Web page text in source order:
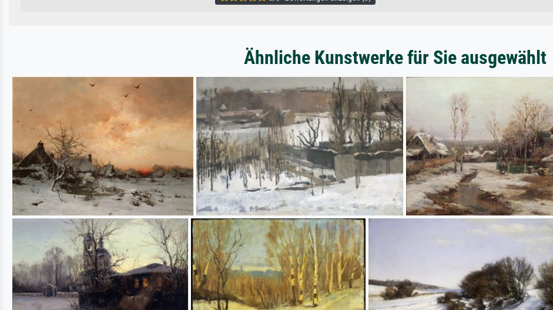
Ähnliche Kunstwerke für Sie ausgewählt